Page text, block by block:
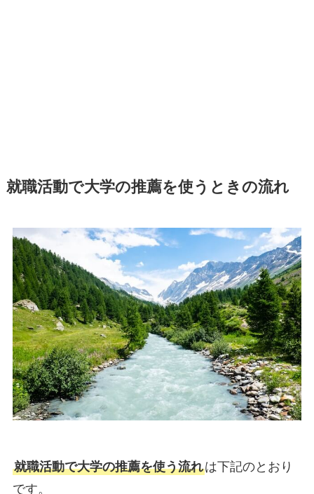
就職活動で大学の推薦を使うときの流れ
就職活動で大学の推薦を使う流れは下記のとおり
です。